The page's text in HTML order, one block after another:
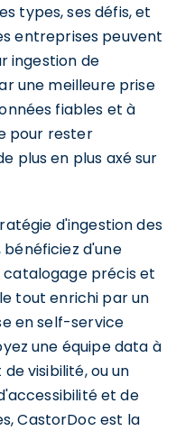
types, ses défis, et
entreprises peuvent
ingestion de
une meilleure prise
fiables et à
pour rester
plus en plus axé sur
d'ingestion des
d'une
catalogage précis et
tout enrichi par un
en self-service
une équipe data à
visibilité, ou un
et de
CastorDoc est la